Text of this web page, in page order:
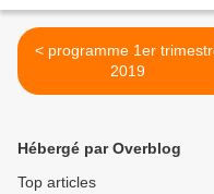
< programme 1er trimestre
2019
Hébergé par Overblog
Top articles